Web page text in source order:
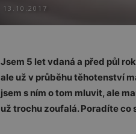
13.10.2017
Jsem 5 let vdaná a před půl
ale už v průběhu těhotenství
jsem s ním o tom mluvit, ale
už trochu zoufalá. Poradíte co